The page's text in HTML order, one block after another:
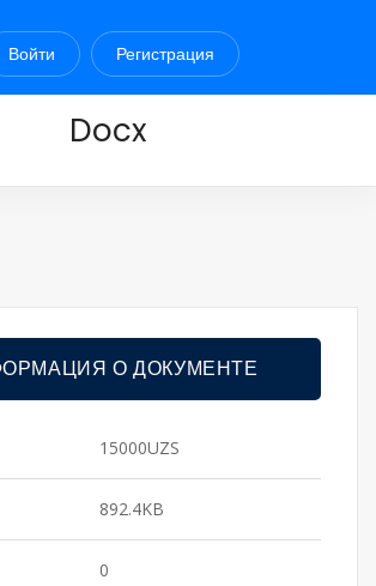
Войти Регистрация
Docx
О ДОКУМЕНТЕ
15000UZS
892.4KB
0